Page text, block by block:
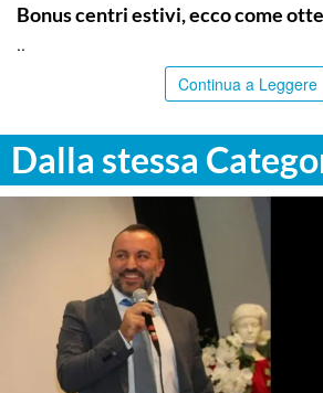
Bonus centri estivi, ecco come
..
Continua a Leggere
Dalla stessa